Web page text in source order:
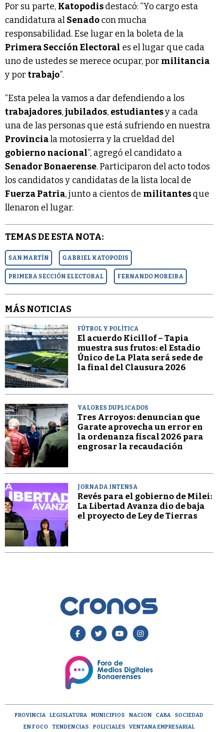
Por su parte, Katopodisdestacó: “Yo cargo esta
candidatura al Senado con mucha
responsabilidad. Ese lugar en la boleta de la
Primera Sección Electoral es el lugar que cada
uno de ustedes se merece ocupar, por militancia
y portrabajo”.
“Esta pelea la vamos a dar defendiendo a los
trabajadores,jubilados, estudiantesy a cada
una de las personas que está sufriendo en nuestra
Provinciala motosierra y la crueldad del
gobierno nacional”, agregó el candidato a
Senador Bonaerense. Participaron del acto todos
los candidatos y candidatas de la lista local de
Fuerza Patria, junto a cientos de militantesque
llenaron el lugar.
TEMAS DE ESTA NOTA:
SAN MARTÍN GABRIEL KATOPODIS
PRIMERA SECCIÓN ELECTORAL FERNANDO MOREIRA
MÁS NOTICIAS
FÚTBOL Y POLÍTICA
El acuerdo Kicillof – Tapia
muestra sus frutos: el Estadio
Único de La Plata será sede de
la final del Clausura 2026
VALORES DUPLICADOS
Tres Arroyos: denuncian que
Garate aprovecha un error en
la ordenanza fiscal 2026 para
engrosar la recaudación
JORNADA INTENSA
Revés para el gobierno de Milei:
La Libertad Avanza dio de baja
el proyecto de Ley de Tierras
PROVINCIA LEGISLATURA MUNICIPIOS NACION CABA
SOCIEDAD
EN FOCO
TENDENCIAS POLICIALES VENTANA EMPRESARIAL